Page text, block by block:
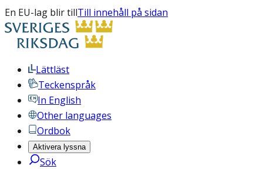
En EU-lag blir tillTill innehåll på sidan
Lättläst
Teckenspråk
In English
Other languages
Ordbok
Aktivera lyssna
Sök